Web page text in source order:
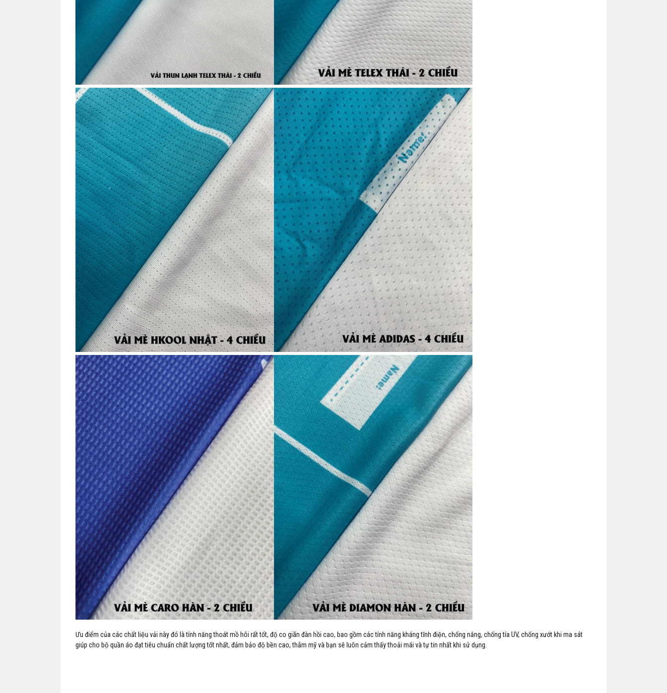
Ưu điểm của các chất liệu vải này đó là tính năng thoát mồ hôi rất tốt, độ co giãn đàn hồi cao, bao gồm các tính năng kháng tĩnh điện, chống nắng, chống tía UV, chống xướt khi ma sát
giúp cho bộ quần áo đạt tiêu chuẩn chất lượng tốt nhất, đảm bảo độ bền cao, thẫm mỹ và bạn sẽ luôn cảm thấy thoải mái và tự tin nhất khi sử dụng.